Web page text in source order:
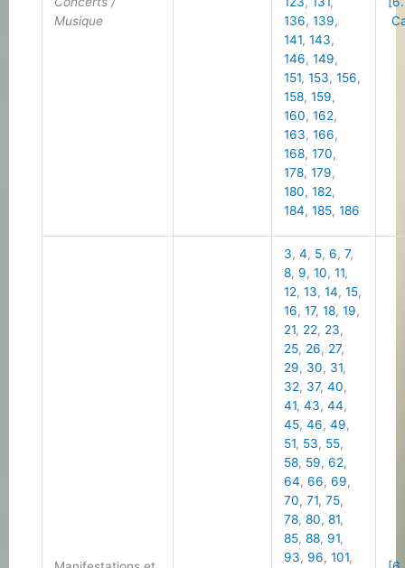
Musique
136,139,
141,143,
146,149,
151,153,156,
158,159,
160,162,
163,166,
168,170,
178,179,
180,182,
184,185,186
3,4, 5,6,7,
8, 9,10,11,
12,13,14,15,
16,17,18,19,
21, 22, 23,
25, 26, 27,
29, 30, 31,
32, 37,40,
41,43,44,
45,46,49,
51, 53, 55,
58, 59,62,
64,66,69,
70,71,75,
78,80,81,
85,88, 91,
93, 96,101,